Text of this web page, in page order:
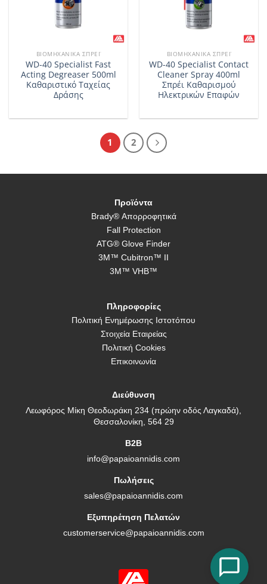
ΒΙΟΜΗΧΑΝΙΚΆ ΣΠΡΈΙ
WD-40 Specialist Fast
Acting Degreaser 500ml
Καθαριστικό Ταχείας
Δράσης
ΒΙΟΜΗΧΑΝΙΚΆ ΣΠΡΈΙ
WD-40 Specialist Contact
Cleaner Spray 400ml
Σπρέι Καθαρισμού
Ηλεκτρικών Επαφών
1 2
Προϊόντα
Brady® Απορροφητικά
Fall Protection
ATG® Glove Finder
3M™ Cubitron™ II
3M™ VHB™
Πληροφορίες
Πολιτική Ενημέρωσης Ιστοτόπου
Στοιχεία Εταιρείας
Πολιτική Cookies
Επικοινωνία
Διεύθυνση
Λεωφόρος Μίκη Θεοδωράκη 234 (πρώην οδός Λαγκαδά),
Θεσσαλονίκη, 564 29
B2B
info@papaioannidis.com
Πωλήσεις
sales@papaioannidis.com
Εξυπηρέτηση Πελατών
customerservice@papaioannidis.com